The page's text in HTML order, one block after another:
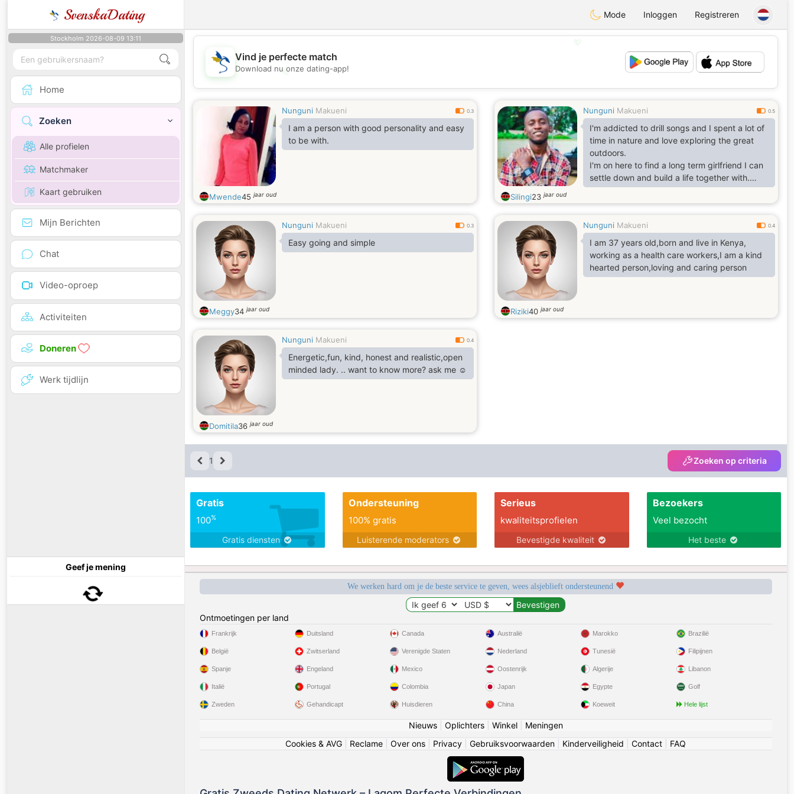
SvenskaDating Mode Inloggen Registreren
Stockholm 2026-08-09 13:11
Home
Zoeken
Alle profielen
Matchmaker
Kaart gebruiken
Mijn Berichten
Chat
Video-oproep
Activiteiten
Doneren
Werk tijdlijn
Geef je mening
💖
💕
Vind je perfecte match
Download nu onze dating-app!
Nunguni Makueni 0.3
I am a person with good personality and easy
to be with.
Mwende45jaar oud
Nunguni Makueni 0.5
I'm addicted to drill songs and I spent a lot of
time in nature and love exploring the great
outdoors.
I'm on here to find a long term girlfriend I can
settle down and build a life together with.
I study during the night most of the times and
my schedule is pretty opposite to most
distance chatting most of the time because
I'm currently finalising my degree course at
karatina University.
Instead of a boring ' I like soccer and also
play ps5 ',
Silingi23jaar oud
Nunguni Makueni 0.3
Easy going and simple
Meggy34jaar oud
Nunguni Makueni 0.4
I am 37 years old,born and live in Kenya,
working as a health care workers,I am a kind
hearted person,loving and caring person
Riziki40jaar oud
Nunguni Makueni 0.4
Energetic,fun, kind, honest and realistic,open
minded lady. .. want to know more? ask me ☺️
Domitila36jaar oud
1 Zoeken op criteria
Gratis
100%
Gratis diensten
Ondersteuning
100% gratis
Luisterende moderators
Serieus
kwaliteitsprofielen
Bevestigde kwaliteit
Bezoekers
Veel bezocht
Het beste
We werken hard om je de beste service te geven, wees alsjeblieft ondersteunend
Ontmoetingen per land
Frankrijk
België
Spanje
Italië
Zweden
Duitsland
Zwitserland
Engeland
Portugal
Gehandicapt
Canada
Verenigde Staten
Mexico
Colombia
Huisdieren
Australië
Nederland
Oostenrijk
Japan
China
Marokko
Tunesië
Algerije
Egypte
Koeweit
Brazilië
Filipijnen
Libanon
Golf
Hele lijst
Nieuws| Oplichters| Winkel| Meningen
Cookies & AVG
Reclame Over ons Privacy Gebruiksvoorwaarden Kinderveiligheid Contact FAQ